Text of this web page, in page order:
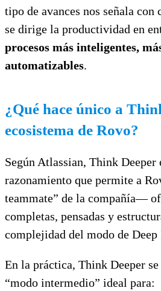
tipo de avances nos señala con
se dirige la productividad en
procesos más inteligentes,
automatizables.
¿Qué hace único a
ecosistema de Rovo?
Según Atlassian, Think Deeper
razonamiento que permite a
teammate” de la compañía—
completas, pensadas y
complejidad del modo de Deep
En la práctica, Think Deeper
“modo intermedio” ideal para: